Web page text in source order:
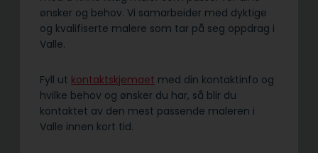
ønsker og behov. Vi samarbeider med dyktige
og kvalifiserte malere som tar på seg oppdrag i
Valle.
Fyll ut kontaktskjemaet med din kontaktinfo og
hvilke behov og ønsker du har, så blir du
kontaktet av den mest passende maleren i
Valle innen kort tid.